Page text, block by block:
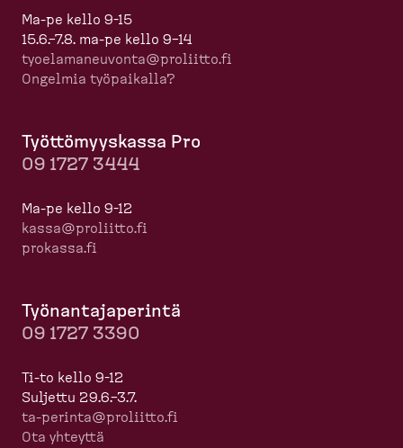
Ma-pe kello 9-15
15.6.–7.8. ma-pe kello 9–14
tyoela­ma­neuvonta@proliitto.fi
Ongelmia työpaikalla?
Työttö­myyskassa Pro
09 1727 3444
Ma-pe kello 9-12
kassa@proliitto.fi
prokassa.fi
Työnan­ta­ja­perintä
09 1727 3390
Ti-to kello 9-12
Suljettu 29.6.–3.7.
ta-​perinta@proliitto.fi
Ota yhteyttä